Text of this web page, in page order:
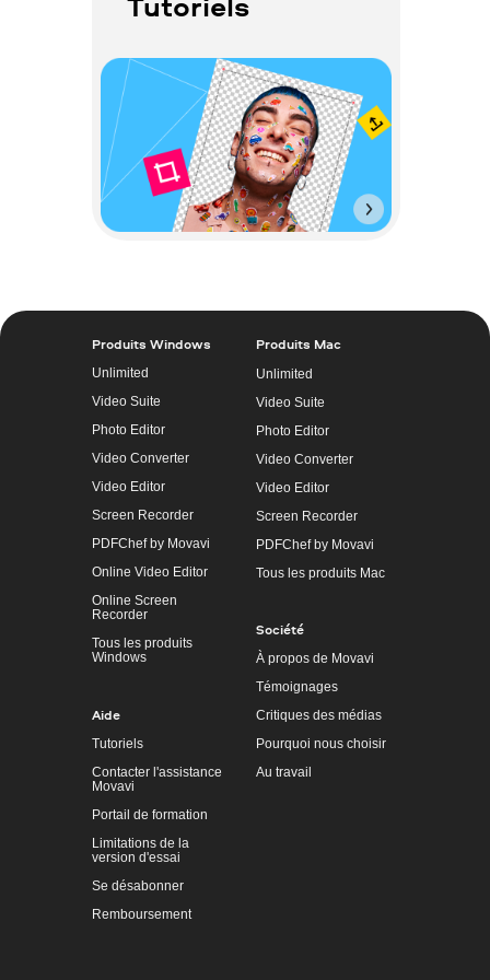
Produits Windows
Unlimited
Video Suite
Photo Editor
Video Converter
Video Editor
Screen Recorder
PDFChef by Movavi
Online Video Editor
Online Screen
Recorder
Tous les produits
Windows
Produits Mac
Unlimited
Video Suite
Photo Editor
Video Converter
Video Editor
Screen Recorder
PDFChef by Movavi
Tous les produits Mac
Aide
Tutoriels
Contacter l'assistance
Movavi
Portail de formation
Limitations de la
version d'essai
Se désabonner
Remboursement
Société
À propos de Movavi
Témoignages
Critiques des médias
Pourquoi nous choisir
Au travail